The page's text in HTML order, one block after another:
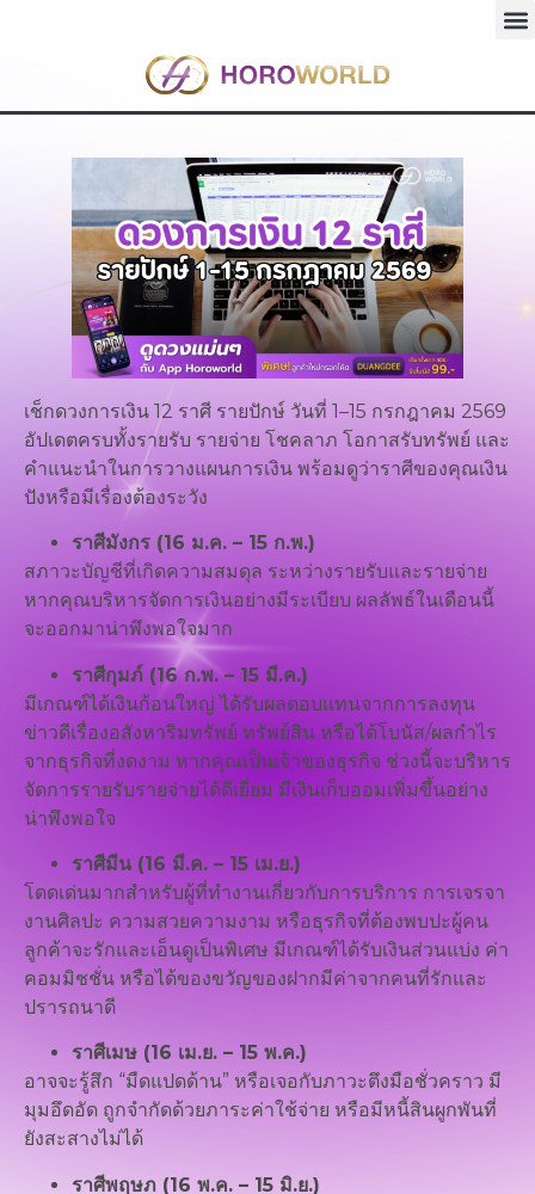
เช็กดวงการเงิน 12 ราศี รายปักษ์ วันที่ 1–15 กรกฎาคม 2569
อัปเดตครบทั้งรายรับ รายจ่าย โชคลาภ โอกาสรับทรัพย์ และ
คำแนะนำในการวางแผนการเงิน พร้อมดูว่าราศีของคุณเงิน
ปังหรือมีเรื่องต้องระวัง
ราศีมังกร (16 ม.ค. – 15 ก.พ.)
สภาวะบัญชีที่เกิดความสมดุล ระหว่างรายรับและรายจ่าย
หากคุณบริหารจัดการเงินอย่างมีระเบียบ ผลลัพธ์ในเดือนนี้
จะออกมาน่าพึงพอใจมาก
ราศีกุมภ์ (16 ก.พ. – 15 มี.ค.)
มีเกณฑ์ได้เงินก้อนใหญ่ ได้รับผลตอบแทนจากการลงทุน
ข่าวดีเรื่องอสังหาริมทรัพย์ ทรัพย์สิน หรือได้โบนัส/ผลกำไร
จากธุรกิจที่งดงาม หากคุณเป็นเจ้าของธุรกิจ ช่วงนี้จะบริหาร
จัดการรายรับรายจ่ายได้ดีเยี่ยม มีเงินเก็บออมเพิ่มขึ้นอย่าง
น่าพึงพอใจ
ราศีมีน (16 มี.ค. – 15 เม.ย.)
โดดเด่นมากสำหรับผู้ที่ทำงานเกี่ยวกับการบริการ การเจรจา
งานศิลปะ ความสวยความงาม หรือธุรกิจที่ต้องพบปะผู้คน
ลูกค้าจะรักและเอ็นดูเป็นพิเศษ มีเกณฑ์ได้รับเงินส่วนแบ่ง ค่า
คอมมิชชั่น หรือได้ของขวัญของฝากมีค่าจากคนที่รักและ
ปรารถนาดี
ราศีเมษ (16 เม.ย. – 15 พ.ค.)
อาจจะรู้สึก “มืดแปดด้าน” หรือเจอกับภาวะตึงมือชั่วคราว มี
มุมอึดอัด ถูกจำกัดด้วยภาระค่าใช้จ่าย หรือมีหนี้สินผูกพันที่
ยังสะสางไม่ได้
ราศีพฤษภ (16 พ.ค. – 15 มิ.ย.)